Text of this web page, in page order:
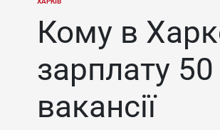
ОПУБЛІКУВАТИ
Кому в
зарплату
вакансії